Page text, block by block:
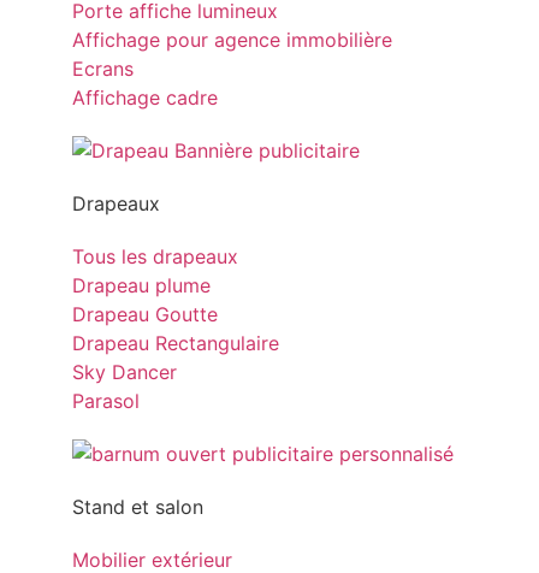
Porte affiche lumineux
Affichage pour agence immobilière
Ecrans
Affichage cadre
Drapeaux
Tous les drapeaux
Drapeau plume
Drapeau Goutte
Drapeau Rectangulaire
Sky Dancer
Parasol
Stand et salon
Mobilier extérieur